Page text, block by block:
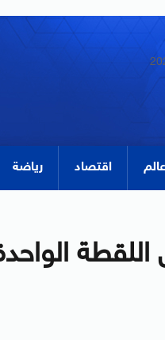
عالم اقتصاد رياضة